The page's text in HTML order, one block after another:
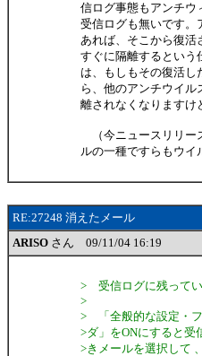
信ログ事態もアンチウ
受信ログも無いです。
あれば、そこから復活
すぐに隔離するという
は、もしもその復活し
ら、他のアンチウイ
離されなくなります
（今ニュースリリー
ルの一種ですらもウイ
RE:27248 消えたメール
ARISO さん 09/11/04 16:19
> 受信ログに残ってい
>
> 「全般的な設定・フ
>ダ」をONにすると受
>きメールを選択して